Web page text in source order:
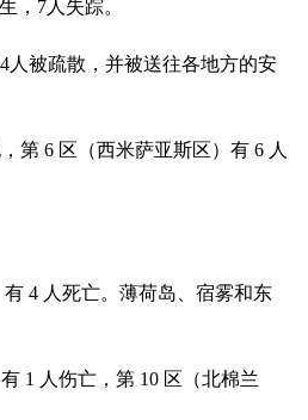
，7人失踪。
人被疏散，并被送往各地方的安
第 6 区（西米萨亚斯区）有 6 人
有 4 人死亡。薄荷岛、宿雾和东
1 人伤亡，第 10 区（北棉兰